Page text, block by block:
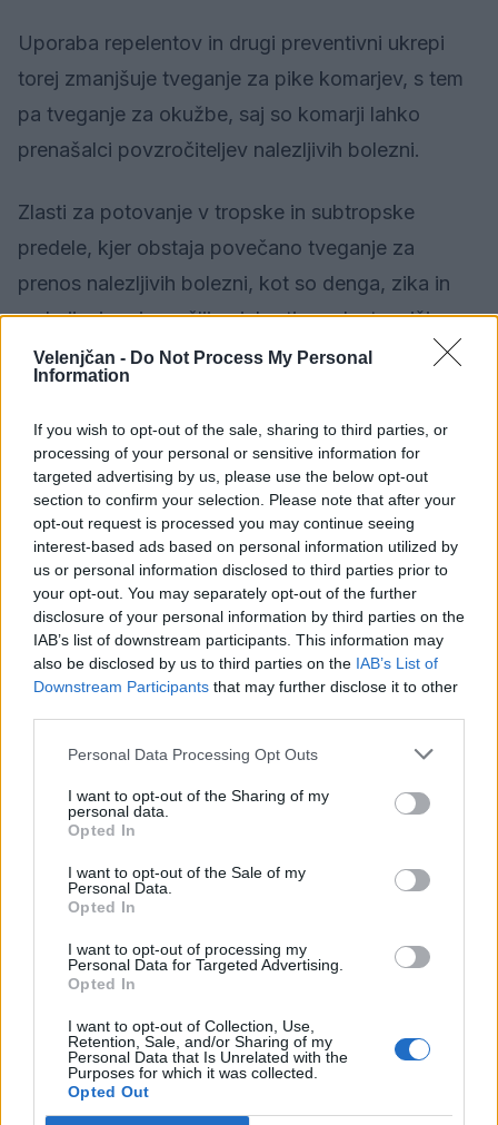
Velenjčan - Do Not Process My Personal
Information
If you wish to opt-out of the sale, sharing to third parties, or
processing of your personal or sensitive information for
targeted advertising by us, please use the below opt-out
section to confirm your selection. Please note that after your
opt-out request is processed you may continue seeing
interest-based ads based on personal information utilized by
us or personal information disclosed to third parties prior to
your opt-out. You may separately opt-out of the further
disclosure of your personal information by third parties on the
IAB’s list of downstream participants. This information may
also be disclosed by us to third parties on the IAB’s List of
Downstream Participants that may further disclose it to other
Personal Data Processing Opt Outs
I want to opt-out of the Sharing of my
personal data.
Opted In
I want to opt-out of the Sale of my
Personal Data.
Opted In
I want to opt-out of processing my
Personal Data for Targeted Advertising.
Opted In
I want to opt-out of Collection, Use,
Retention, Sale, and/or Sharing of my
Personal Data that Is Unrelated with the
Purposes for which it was collected.
Opted Out
Uporaba repelentov in drugi preventivni ukrepi
torej zmanjšuje tveganje za pike komarjev, s tem
pa tveganje za okužbe, saj so komarji lahko
prenašalci povzročiteljev nalezljivih bolezni.
Zlasti za potovanje v tropske in subtropske
predele, kjer obstaja povečano tveganje za
prenos nalezljivih bolezni, kot so denga, zika in
malarija, je priporočljivo izbrati repelent z višjo
koncentracijo učinkovitih aktivnih snovi, zlasti
cepljenje in uporaba antimalarikov.
V Sloveniji so letos po podatkih Nacionalnega
inštituta za javno zdravje (NIJZ) zabeležili 16
primerov mrzlice denga, šest primerov malarije in
dva primera virusa čikungunja, ki povzroča visoko
vročino, močne bolečine v sklepih in kožne
izpuščaje. V vseh primerih z znanim izvorom so se
osebe okužile v tujini, kažejo podatki NIJZ.
Z dengo so se okužili na Maldivih, Filipinih, v
Tanzaniji, Šri Lanki, Kambodži, Kolumbiji, Etiopiji
in Indoneziji, z virusom čikungunja na
Madagaskarju, z malarijo pa v Nigeriji, Indiji in
Tanzaniji. Na NIJZ do konca julija letos še niso
zabeležili primera okužbe z virusom Zahodnega
Nila, medtem ko so lani zabeležili šest primerov.
A ne le bolezni, neprijetni so za človeka lahko tudi
sami piki. Odziv na pik komarja je povezan
predvsem z delovanjem imunskega sistema